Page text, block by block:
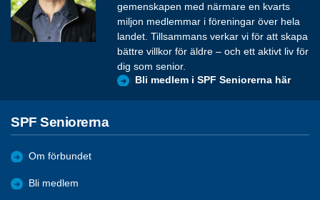
gemenskapen med närmare en kvarts
miljon medlemmar i föreningar över hela
landet. Tillsammans verkar vi för att skapa
bättre villkor för äldre – och ett aktivt liv för
dig som senior.
Bli medlem i SPF Seniorerna här
SPF Seniorerna
Om förbundet
Bli medlem